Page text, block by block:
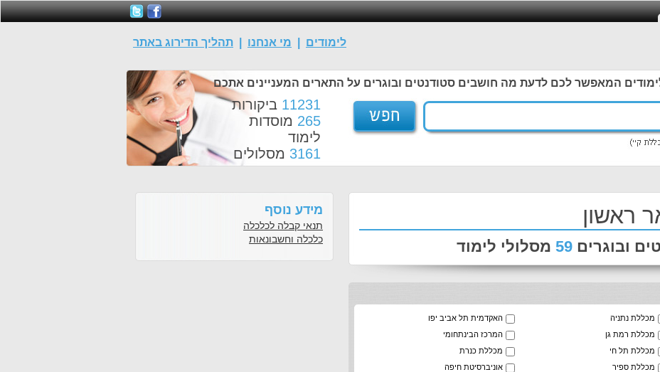
לימודים מי אנחנו תהליך הדירוג באתר
המאפשר לכם לדעת מה חושבים סטודנטים ובוגרים על התארים המעניינים אתכם
11231 ביקורות
265 מוסדות
לימוד
3161 מסלולים
ראשון
ובוגרים59 מסלולי לימוד
מכללת נתניה
האקדמית תל אביב יפו
מכללת רמת גן
המרכז הבינתחומי
מכללת תל חי
מכללת כנרת
מכללת ספיר
אוניברסיטת חיפה
מידע נוסף
תנאי קבלה לכלכלה
כלכלה וחשבונאות